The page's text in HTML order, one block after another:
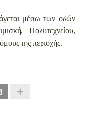
μέσω των οδών
Πολυτεχνείου,
της περιοχής.